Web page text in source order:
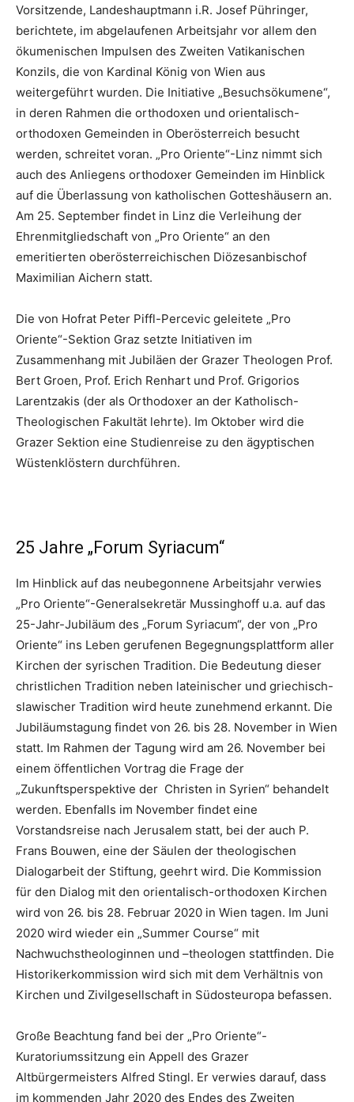
Vorsitzende, Landeshauptmann i.R. Josef Pühringer,
berichtete, im abgelaufenen Arbeitsjahr vor allem den
ökumenischen Impulsen des Zweiten Vatikanischen
Konzils, die von Kardinal König von Wien aus
weitergeführt wurden. Die Initiative „Besuchsökumene“,
in deren Rahmen die orthodoxen und orientalisch-
orthodoxen Gemeinden in Oberösterreich besucht
werden, schreitet voran. „Pro Oriente“-Linz nimmt sich
auch des Anliegens orthodoxer Gemeinden im Hinblick
auf die Überlassung von katholischen Gotteshäusern an.
Am 25. September findet in Linz die Verleihung der
Ehrenmitgliedschaft von „Pro Oriente“ an den
emeritierten oberösterreichischen Diözesanbischof
Maximilian Aichern statt.
Die von Hofrat Peter Piffl-Percevic geleitete „Pro
Oriente“-Sektion Graz setzte Initiativen im
Zusammenhang mit Jubiläen der Grazer Theologen Prof.
Bert Groen, Prof. Erich Renhart und Prof. Grigorios
Larentzakis (der als Orthodoxer an der Katholisch-
Theologischen Fakultät lehrte). Im Oktober wird die
Grazer Sektion eine Studienreise zu den ägyptischen
Wüstenklöstern durchführen.
25 Jahre „Forum Syriacum“
Im Hinblick auf das neubegonnene Arbeitsjahr verwies
„Pro Oriente“-Generalsekretär Mussinghoff u.a. auf das
25-Jahr-Jubiläum des „Forum Syriacum“, der von „Pro
Oriente“ ins Leben gerufenen Begegnungsplattform aller
Kirchen der syrischen Tradition. Die Bedeutung dieser
christlichen Tradition neben lateinischer und griechisch-
slawischer Tradition wird heute zunehmend erkannt. Die
Jubiläumstagung findet von 26. bis 28. November in Wien
statt. Im Rahmen der Tagung wird am 26. November bei
einem öffentlichen Vortrag die Frage der
„Zukunftsperspektive der Christen in Syrien“ behandelt
werden. Ebenfalls im November findet eine
Vorstandsreise nach Jerusalem statt, bei der auch P.
Frans Bouwen, eine der Säulen der theologischen
Dialogarbeit der Stiftung, geehrt wird. Die Kommission
für den Dialog mit den orientalisch-orthodoxen Kirchen
wird von 26. bis 28. Februar 2020 in Wien tagen. Im Juni
2020 wird wieder ein „Summer Course“ mit
Nachwuchstheologinnen und –theologen stattfinden. Die
Historikerkommission wird sich mit dem Verhältnis von
Kirchen und Zivilgesellschaft in Südosteuropa befassen.
Große Beachtung fand bei der „Pro Oriente“-
Kuratoriumssitzung ein Appell des Grazer
Altbürgermeisters Alfred Stingl. Er verwies darauf, dass
im kommenden Jahr 2020 des Endes des Zweiten